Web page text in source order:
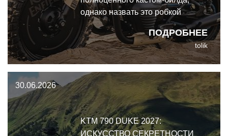
ПОДРОБНЕЕ
однако назвать это робкой
пробой пера язык не
поворачивается. Royal Enfield
Shotgun 650 2025 превратился в
нечто абсолютно уникальное —
такого Shotgun 650 вы ещё не
видели.
tolik
30.06.2026
KTM 790 DUKE 2027:
ИСКУССТВО СЕКРЕТНОСТИ